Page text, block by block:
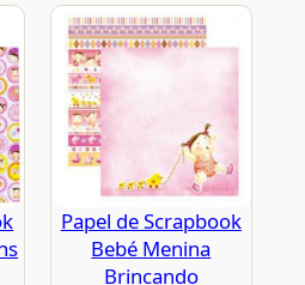
Papel de Scrapbook
Bebé Menina
Brincando